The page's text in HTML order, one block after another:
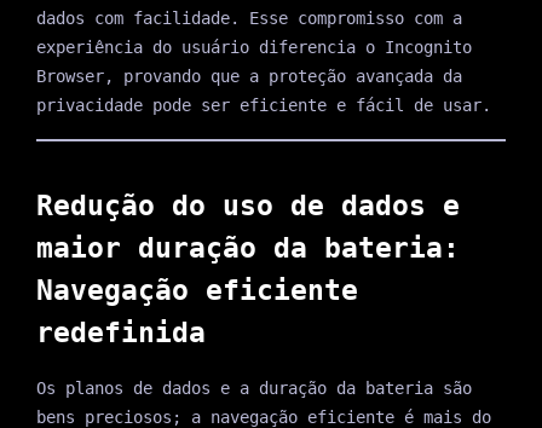
dados com facilidade. Esse compromisso com a
experiência do usuário diferencia o Incognito
Browser, provando que a proteção avançada da
privacidade pode ser eficiente e fácil de usar.
Redução do uso de dados e
maior duração da bateria:
Navegação eficiente
redefinida
Os planos de dados e a duração da bateria são
bens preciosos; a navegação eficiente é mais do